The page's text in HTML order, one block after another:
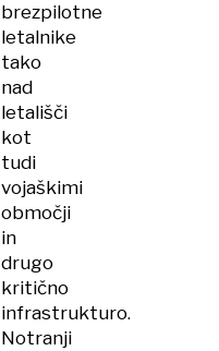
brezpilotne
letalnike
tako
nad
letališči
kot
tudi
vojaškimi
območji
in
drugo
kritično
infrastrukturo.
Notranji